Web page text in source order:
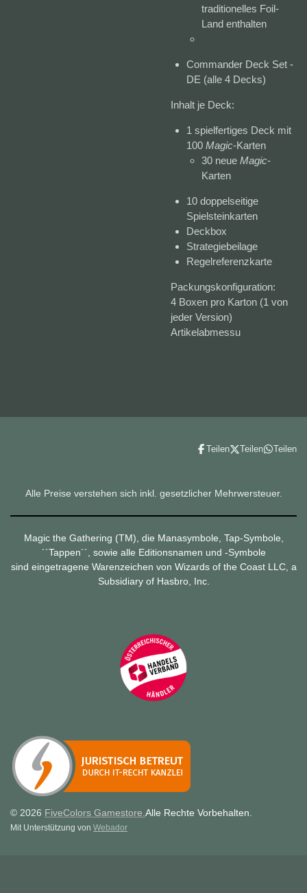
traditionelles Foil-
Land enthalten
Commander Deck Set -
DE (alle 4 Decks)
Inhalt je Deck:
1 spielfertiges Deck mit
100 Magic-Karten
30 neue Magic-
Karten
10 doppelseitige
Spielsteinkarten
Deckbox
Strategiebeilage
Regelreferenzkarte
Packungskonfiguration:
4 Boxen pro Karton (1 von
jeder Version)
Artikelabmessu
Teilen Teilen Teilen
Alle Preise verstehen sich inkl. gesetzlicher Mehrwersteuer.
Magic the Gathering (TM), die Manasymbole, Tap-Symbole,
´´Tappen´´, sowie alle Editionsnamen und -Symbole
sind eingetragene Warenzeichen von Wizards of the Coast LLC, a
Subsidiary of Hasbro, Inc.
© 2026 FiveColors Gamestore.Alle Rechte Vorbehalten.
Mit Unterstützung von Webador